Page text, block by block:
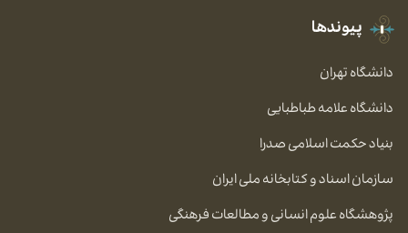
پیوندها
دانشگاه تهران
دانشگاه علامه طباطبایی
بنیاد حکمت اسلامی صدرا
سازمان اسناد و کتابخانه ملی ایران
پژوهشگاه علوم انسانی و مطالعات فرهنگی